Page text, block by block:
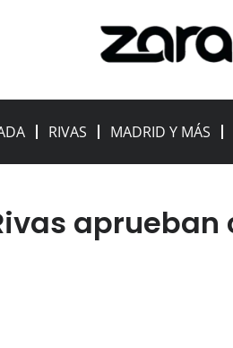
RIVAS MADRID Y MÁS
aprueban